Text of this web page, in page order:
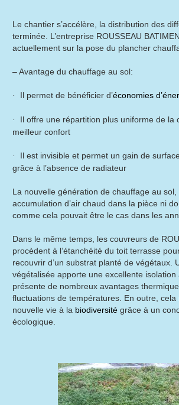
Le chantier s’accélère, la distribution des
terminée. L’entreprise ROUSSEAU
actuellement sur la pose du plancher
– Avantage du chauffage au sol:
· Il permet de bénéficier d’économies
·
Il offre une répartition plus uniforme de la
meilleur confort
·
Il est invisible et permet un gain de
grâce à l’absence de radiateur
La nouvelle génération de chauffage au
accumulation d’air chaud dans la pièce ni
comme cela pouvait être le cas dans les
Dans le même temps, les couvreurs de
procèdent à l’étanchéité du toit terrasse
recouvrir d’un substrat planté de végétaux.
végétalisée apporte une excellente isolation
présente de nombreux avantages
fluctuations de températures. En outre, cela
nouvelle vie à la biodiversité grâce à un
écologique.